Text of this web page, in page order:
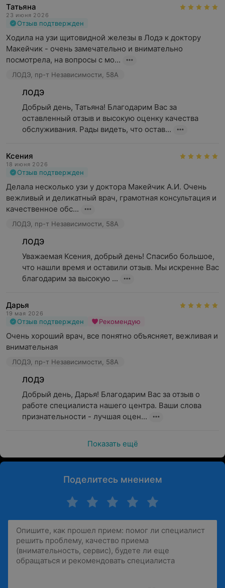
Татьяна
23 июня 2026
Отзыв подтвержден
Ходила на узи щитовидной железы в Лодэ к доктору
Макейчик - очень замечательно и внимательно
посмотрела, на вопросы с мо...
ЛОДЭ, пр-т Независимости, 58А
ЛОДЭ
Добрый день, Татьяна! Благодарим Вас за
оставленный отзыв и высокую оценку качества
обслуживания. Рады видеть, что остав...
Ксения
18 июня 2026
Отзыв подтвержден
Делала несколько узи у доктора Макейчик А.И. Очень
вежливый и деликатный врач, грамотная консультация и
качественное обс...
ЛОДЭ, пр-т Независимости, 58А
ЛОДЭ
Уважаемая Ксения, добрый день! Спасибо большое,
что нашли время и оставили отзыв. Мы искренне Вас
благодарим за высокую ...
Дарья
19 мая 2026
Отзыв подтвержден Рекомендую
Очень хороший врач, все понятно объясняет, вежливая и
внимательная
ЛОДЭ, пр-т Независимости, 58А
ЛОДЭ
Добрый день, Дарья! Благодарим Вас за отзыв о
работе специалиста нашего центра. Ваши слова
признательности - лучшая оцен...
Показать ещё
Поделитесь мнением